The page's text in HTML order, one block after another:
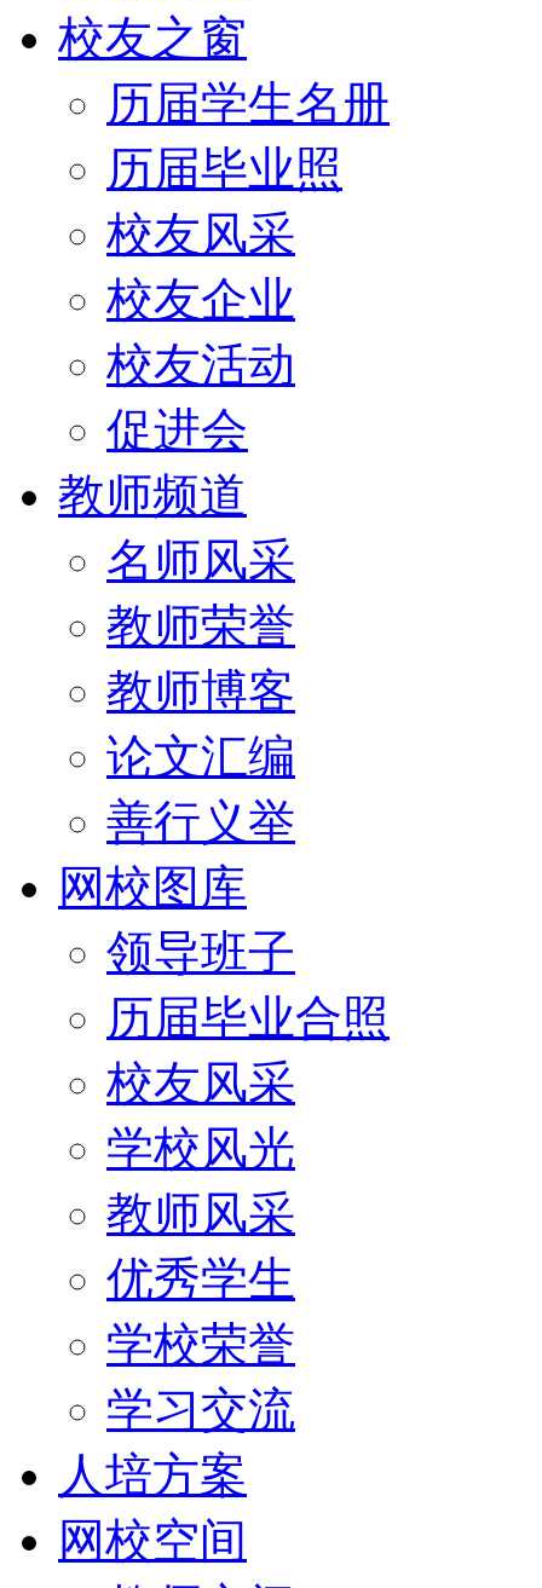
校友之窗
历届学生名册
历届毕业照
校友风采
校友企业
校友活动
促进会
教师频道
名师风采
教师荣誉
教师博客
论文汇编
善行义举
网校图库
领导班子
历届毕业合照
校友风采
学校风光
教师风采
优秀学生
学校荣誉
学习交流
人培方案
网校空间